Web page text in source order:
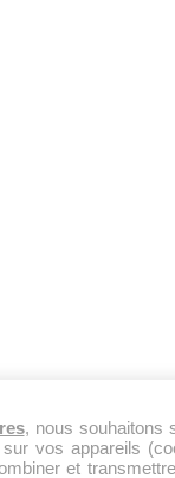
, nous souhaitons
vos appareils
et